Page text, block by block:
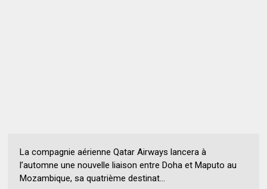
La compagnie aérienne Qatar Airways lancera à
l’automne une nouvelle liaison entre Doha et Maputo au
Mozambique, sa quatrième destinat...